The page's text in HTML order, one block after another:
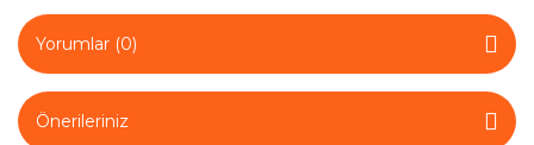
Yorumlar (0)
Önerileriniz